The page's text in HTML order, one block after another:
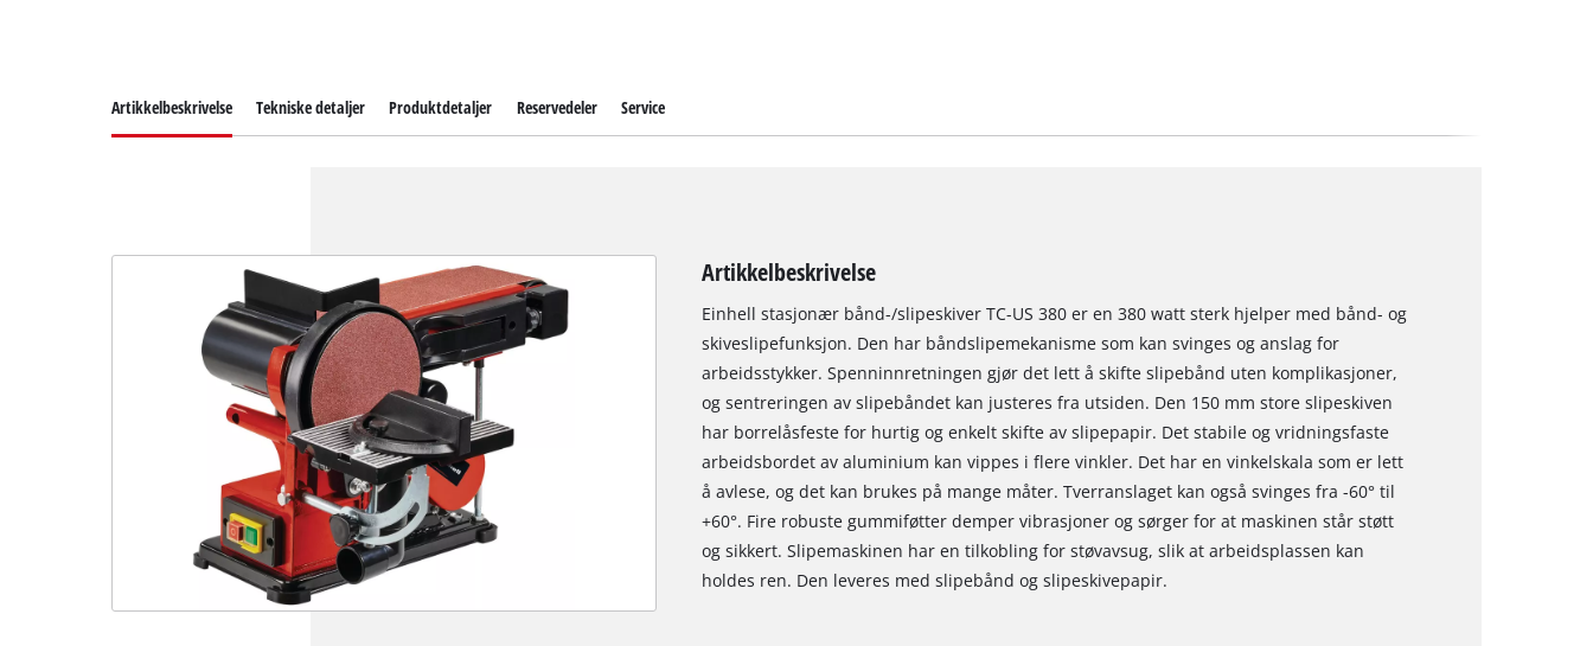
Artikkelbeskrivelse Tekniske detaljer Produktdetaljer Reservedeler Service
Artikkelbeskrivelse
Einhell stasjonær bånd-/slipeskiver TC-US 380 er en 380 watt sterk hjelper med bånd- og
skiveslipefunksjon. Den har båndslipemekanisme som kan svinges og anslag for
arbeidsstykker. Spenninnretningen gjør det lett å skifte slipebånd uten komplikasjoner,
og sentreringen av slipebåndet kan justeres fra utsiden. Den 150 mm store slipeskiven
har borrelåsfeste for hurtig og enkelt skifte av slipepapir. Det stabile og vridningsfaste
arbeidsbordet av aluminium kan vippes i flere vinkler. Det har en vinkelskala som er lett
å avlese, og det kan brukes på mange måter. Tverranslaget kan også svinges fra -60° til
+60°. Fire robuste gummiføtter demper vibrasjoner og sørger for at maskinen står støtt
og sikkert. Slipemaskinen har en tilkobling for støvavsug, slik at arbeidsplassen kan
holdes ren. Den leveres med slipebånd og slipeskivepapir.